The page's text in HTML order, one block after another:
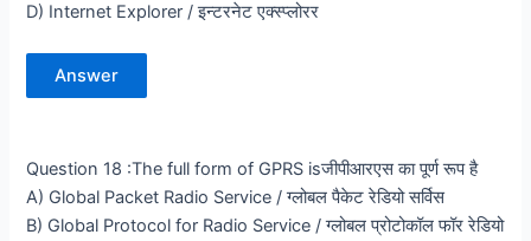
D) Internet Explorer / इन्टरनेट एक्स्प्लोरर
Answer
Question 18 :The full form of GPRS isजीपीआरएस का पूर्ण रूप है
A) Global Packet Radio Service / ग्लोबल पैकेट रेडियो सर्विस
B) Global Protocol for Radio Service / ग्लोबल प्रोटोकॉल फॉर रेडियो